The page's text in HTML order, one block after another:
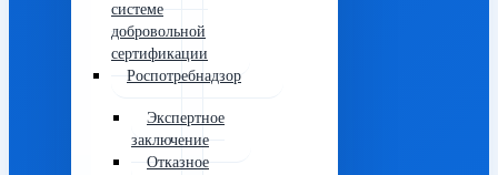
системе
добровольной
сертификации
Роспотребнадзор
Экспертное
заключение
Отказное